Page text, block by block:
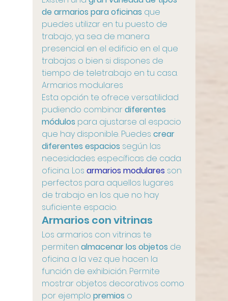
de armarios para oficinas que
puedes utilizar en tu puesto de
trabajo, ya sea de manera
presencial en el edificio en el que
trabajas o bien si dispones de
tiempo de teletrabajo en tu casa.
Armarios modulares
Esta opción te ofrece versatilidad
pudiendo combinar diferentes
módulos para ajustarse al espacio
que hay disponible. Puedes crear
diferentes espacios según las
necesidades específicas de cada
oficina. Los armarios modulares son
perfectos para aquellos lugares
de trabajo en los que no hay
suficiente espacio.
Armarios con vitrinas
Los armarios con vitrinas te
permiten almacenar los objetos de
oficina a la vez que hacen la
función de exhibición. Permite
mostrar objetos decorativos como
por ejemplo premios o